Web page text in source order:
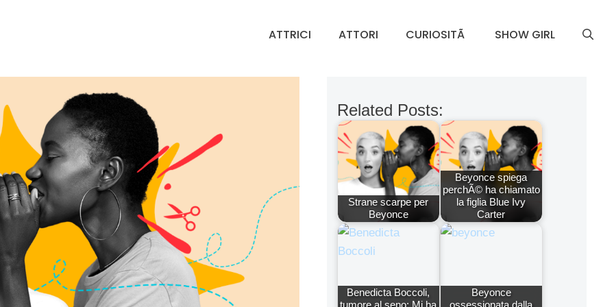
ATTRICI ATTORI CURIOSITÃ SHOW GIRL
Related Posts:
Strane scarpe per
Beyonce
Beyonce spiega
perchÃ© ha chiamato
la figlia Blue Ivy
Carter
Benedicta Boccoli,
Beyonce